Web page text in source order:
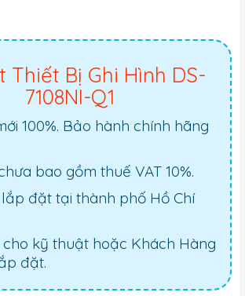
Thiết Bị Ghi Hình DS-
7108NI-Q1
100%. Bảo hành chính hãng
bao gồm thuế VAT 10%.
đặt tại thành phố Hồ Chí
cho kỹ thuật hoặc Khách Hàng
đặt.